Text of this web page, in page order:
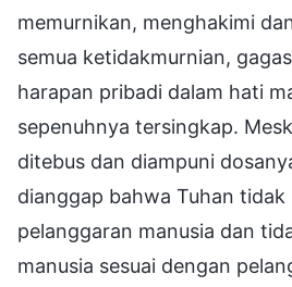
memurnikan, menghakimi
semua ketidakmurnian,
harapan pribadi dalam hati
sepenuhnya tersingkap.
ditebus dan diampuni
dianggap bahwa Tuhan
pelanggaran manusia dan
manusia sesuai dengan